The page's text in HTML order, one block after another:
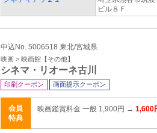
ビル８Ｆ
申込No. 5006518 東北/宮城県
映画 > 映画館【その他】
シネマ・リオーネ古川
印刷クーポン 画面提示クーポン
会員
特典
映画鑑賞料金 一般 1,900円 → 1,600